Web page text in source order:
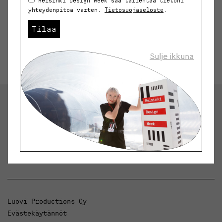
Helsinki Design Weekly.
Keskustelua, uutisia ja ilmiöitä muotoilusta ja
arkkitehtuurista.
Luovi Productions Oy
Evästekäytännöt
yhteydenpitoa varten. Tietosuojaseloste
Tilaa
Sulje ikkuna